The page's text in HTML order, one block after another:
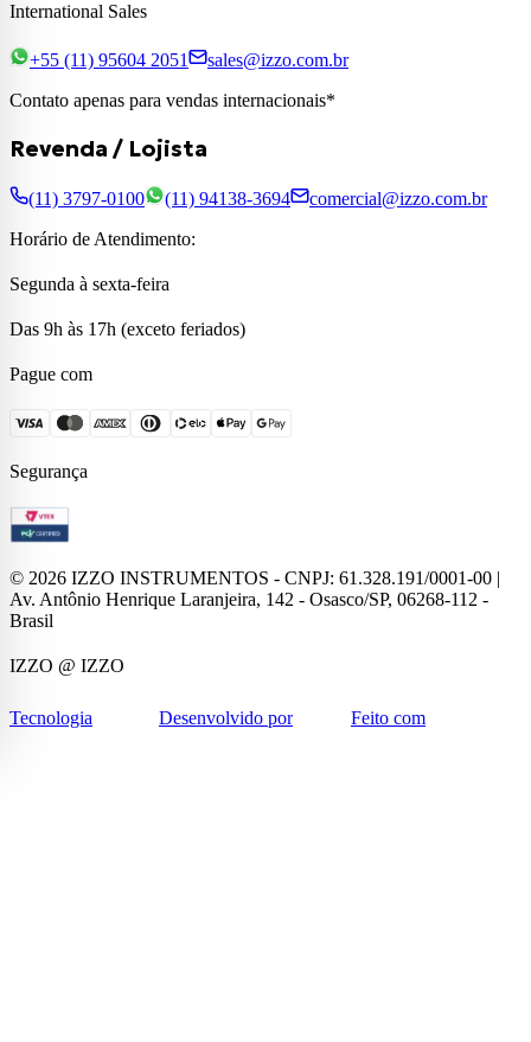
International Sales
+55 (11) 95604 2051
sales@izzo.com.br
Contato apenas para vendas internacionais*
Revenda / Lojista
(11) 3797-0100 (11) 94138-3694
comercial@izzo.com.br
Horário de Atendimento:
Segunda à sexta-feira
Das 9h às 17h (exceto feriados)
Pague com
Segurança
© 2026 IZZO INSTRUMENTOS - CNPJ: 61.328.191/0001-00 |
Av. Antônio Henrique Laranjeira, 142 - Osasco/SP, 06268-112 -
Brasil
IZZO @ IZZO
Tecnologia Desenvolvido por Feito com